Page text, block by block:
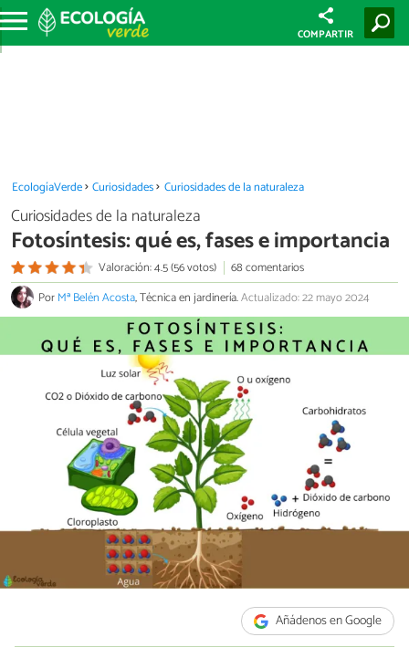
COMPARTIR
EcologíaVerde Curiosidades Curiosidades de la naturaleza
Curiosidades de la naturaleza
Fotosíntesis: qué es, fases e importancia
Valoración: 4.5 (56 votos)
68 comentarios
PorMª Belén Acosta, Técnica en jardinería.Actualizado: 22 mayo 2024
Añádenos en Google